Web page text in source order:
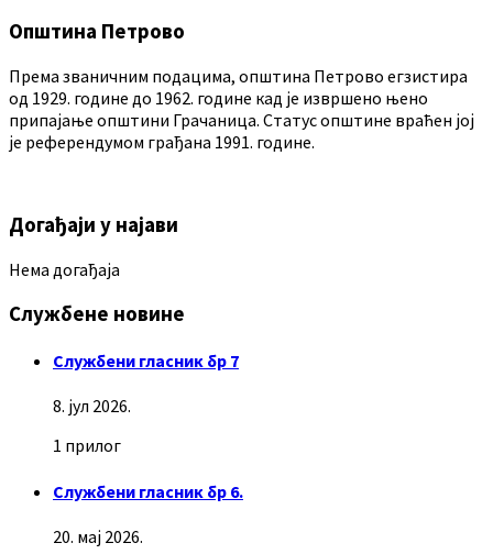
Општина Петрово
Према званичним подацима, општина Петрово егзистира
од 1929. године до 1962. године кад је извршено њено
припајање општини Грачаница. Статус општине враћен јој
је референдумом грађана 1991. године.
Догађаји у најави
Нема догађаја
Службене новине
Службени гласник бр 7
8. јул 2026.
1 прилог
Службени гласник бр 6.
20. мај 2026.